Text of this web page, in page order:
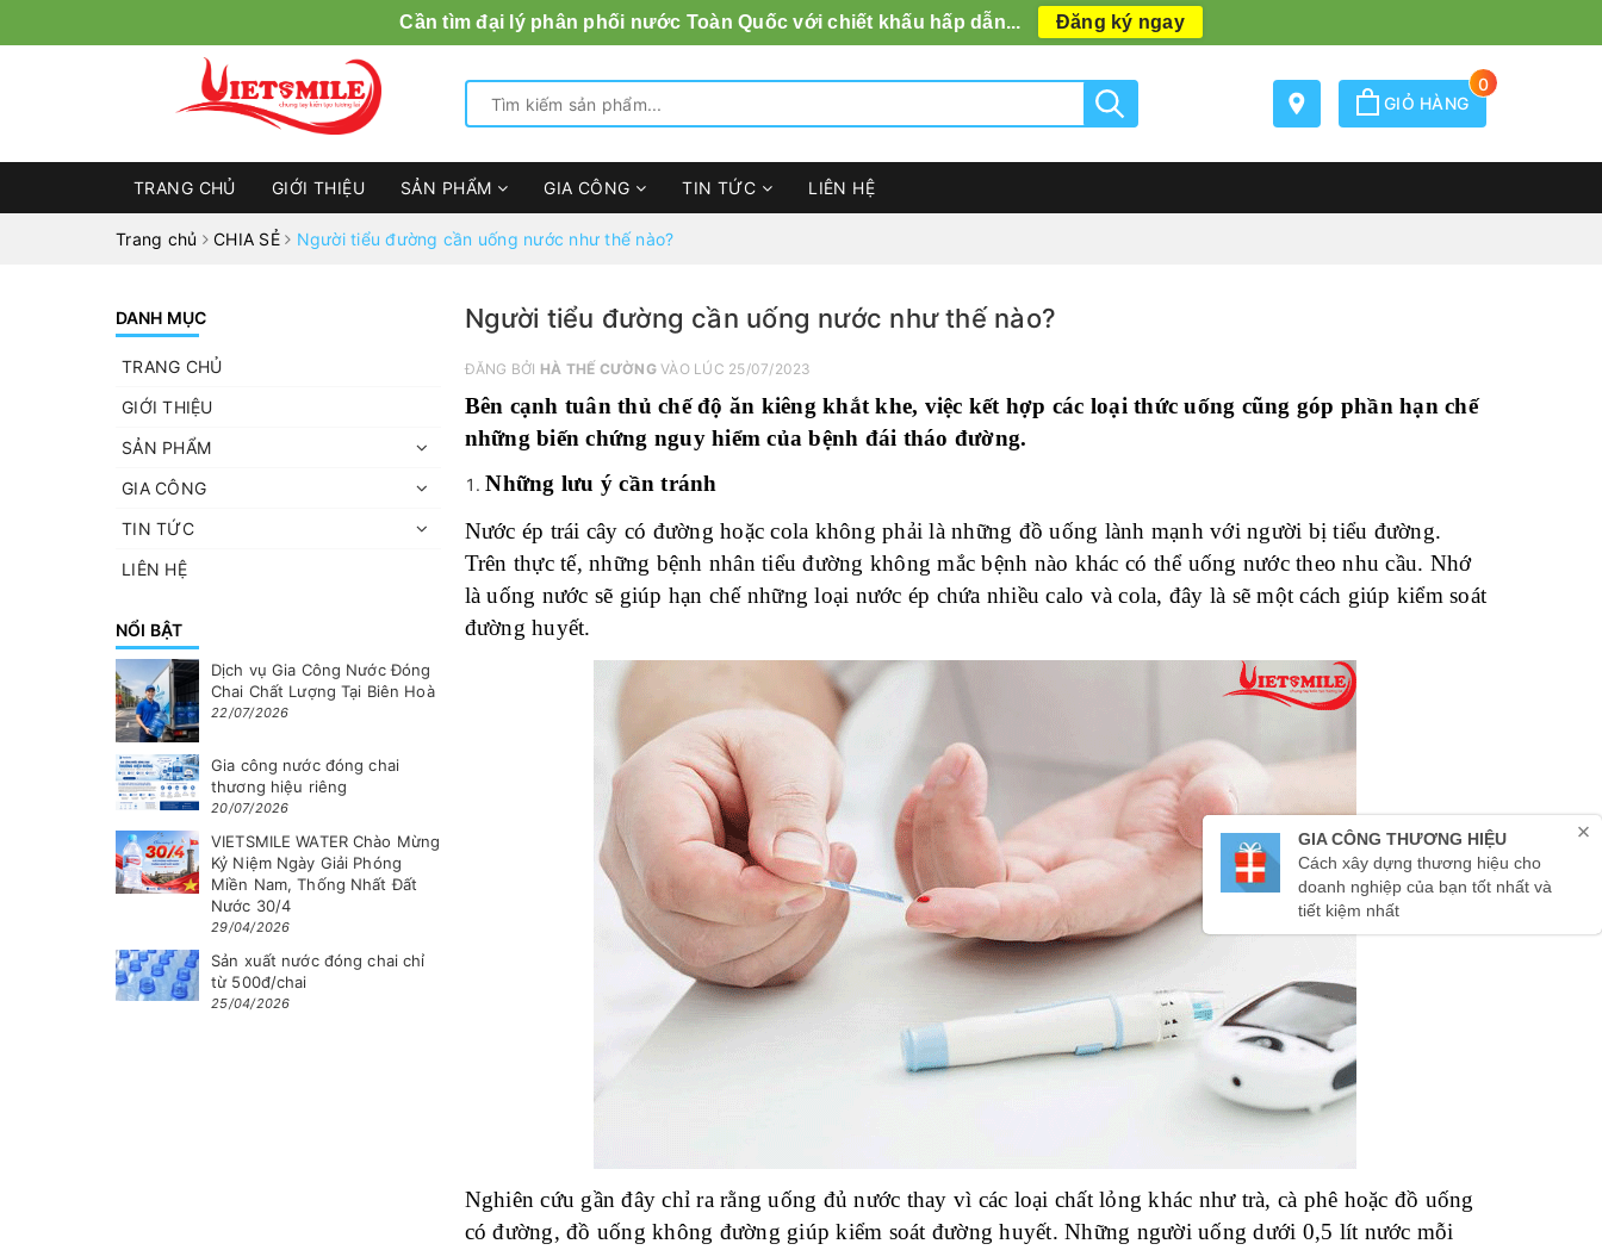
GIỎ HÀNG
0
TRANG CHỦ GIỚI THIỆU SẢN PHẨM GIA CÔNG TIN TỨC LIÊN HỆ
Trang chủ CHIA SẺ Người tiểu đường cần uống nước như thế nào?
Người tiểu đường cần uống nước như thế nào?
ĐĂNG BỞI HÀ THẾ CƯỜNGVÀO LÚC 25/07/2023
Bên cạnh tuân thủ chế độ ăn kiêng khắt khe, việc kết hợp các loại thức uống cũng góp phần hạn chế
những biến chứng nguy hiểm của bệnh đái tháo đường.
Những lưu ý cần tránh
Nước ép trái cây có đường hoặc cola không phải là những đồ uống lành mạnh với người bị tiểu đường.
Trên thực tế, những bệnh nhân tiểu đường không mắc bệnh nào khác có thể uống nước theo nhu cầu. Nhớ
là uống nước sẽ giúp hạn chế những loại nước ép chứa nhiều calo và cola, đây là sẽ một cách giúp kiểm soát
đường huyết.
Nghiên cứu gần đây chỉ ra rằng uống đủ nước thay vì các loại chất lỏng khác như trà, cà phê hoặc đồ uống
có đường, đồ uống không đường giúp kiểm soát đường huyết. Những người uống dưới 0,5 lít nước mỗi
DANH MỤC
TRANG CHỦ
GIỚI THIỆU
SẢN PHẨM
GIA CÔNG
TIN TỨC
LIÊN HỆ
NỔI BẬT
Dịch vụ Gia Công Nước Đóng
Chai Chất Lượng Tại Biên Hoà
22/07/2026
Gia công nước đóng chai
thương hiệu riêng
20/07/2026
VIETSMILE WATER Chào Mừng
Kỷ Niệm Ngày Giải Phóng
Miền Nam, Thống Nhất Đất
Nước 30/4
29/04/2026
Sản xuất nước đóng chai chỉ
từ 500đ/chai
25/04/2026
Cần tìm đại lý phân phối nước Toàn Quốc với chiết khấu hấp dẫn... Đăng ký ngay